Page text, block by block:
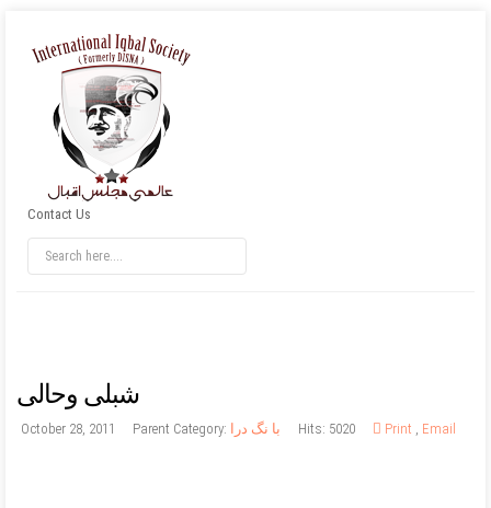
Contact Us
شبلی وحالی
October 28, 2011 Parent Category: با نگ درا Hits: 5020 Print , Email